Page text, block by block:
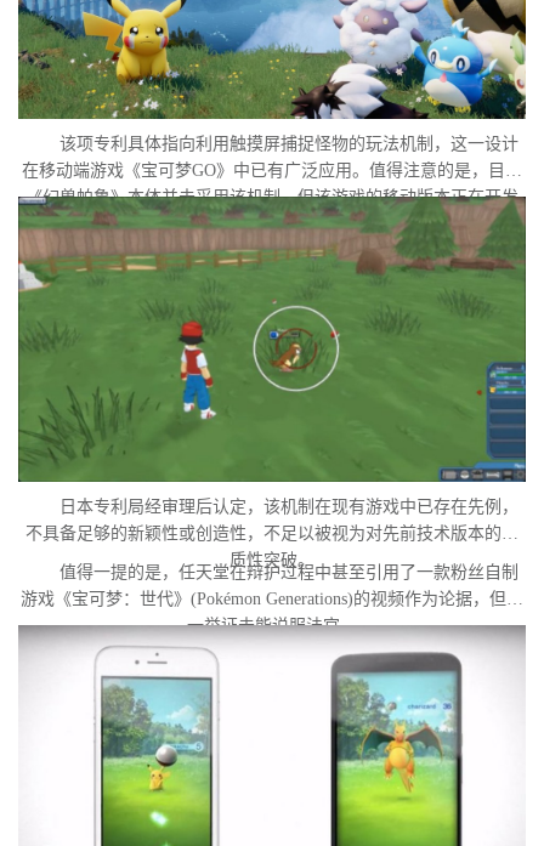
该项专利具体指向利用触摸屏捕捉怪物的玩法机制，这一设计
在移动端游戏《宝可梦GO》中已有广泛应用。值得注意的是，目前
《幻兽帕鲁》本体并未采用该机制，但该游戏的移动版本正在开发
中。外界普遍认为，这很可能是任天堂在当前时间点针对此项专利
发起诉讼的直接原因。
日本专利局经审理后认定，该机制在现有游戏中已存在先例，
不具备足够的新颖性或创造性，不足以被视为对先前技术版本的实
质性突破。
值得一提的是，任天堂在辩护过程中甚至引用了一款粉丝自制
游戏《宝可梦：世代》(Pokémon Generations)的视频作为论据，但这
一举证未能说服法官。